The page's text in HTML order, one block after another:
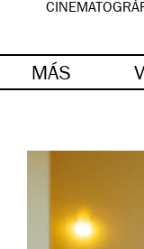
MÁS